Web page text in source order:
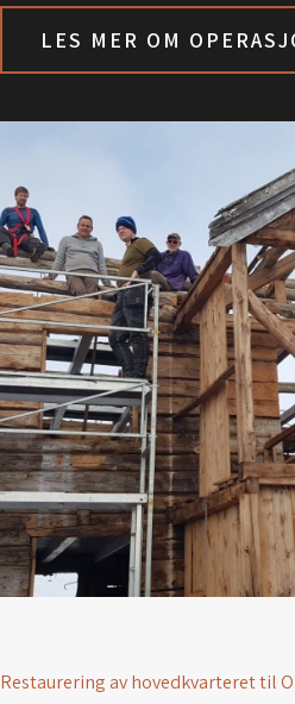
LES MER OM
Restaurering av hovedkvarteret til